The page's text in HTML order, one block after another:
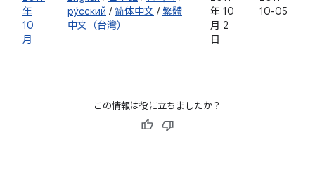
年
10
月
ру́сский /简体中文 / 繁體
中文（台灣）
年 10
月 2
日
10-05
この情報は役に立ちましたか？